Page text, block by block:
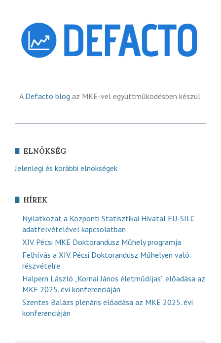
A Defacto blog az MKE-vel együttműködésben készül.
ELNÖKSÉG
Jelenlegi és korábbi elnökségek
HÍREK
Nyilatkozat a Központi Statisztikai Hivatal EU-SILC
adatfelvételével kapcsolatban
XIV. Pécsi MKE Doktorandusz Műhely programja
Felhívás a XIV. Pécsi Doktorandusz Műhelyen való
részvételre
Halpern László „Kornai János életműdíjas” előadása az
MKE 2025. évi konferenciáján
Szentes Balázs plenáris előadása az MKE 2025. évi
konferenciáján